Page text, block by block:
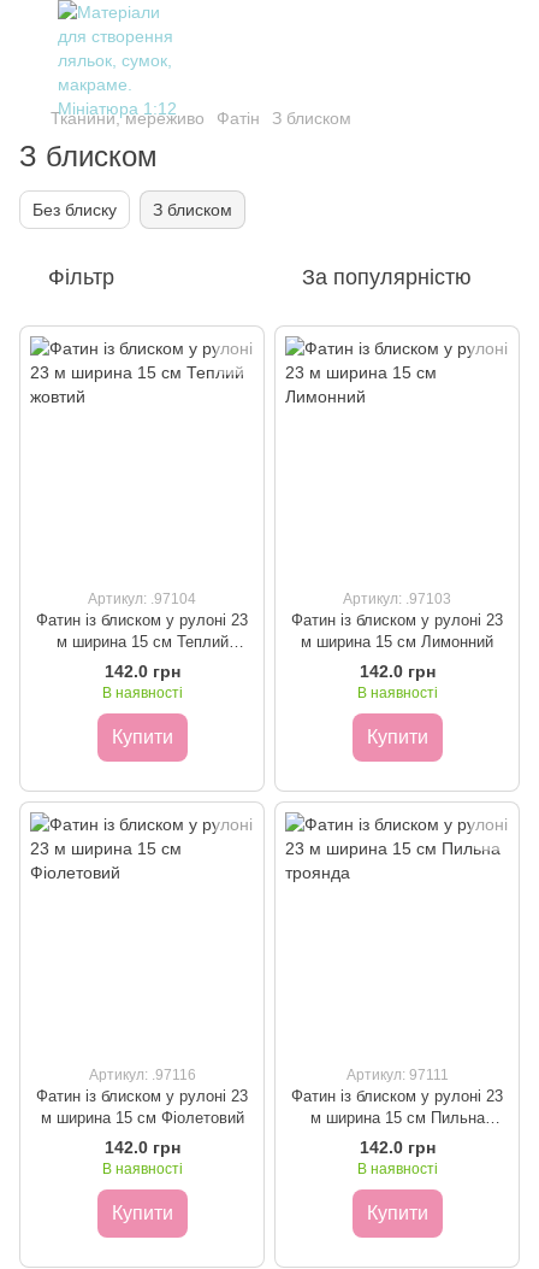
Тканини, мереживо Фатін З блиском
З блиском
Без блиску З блиском
Фільтр За популярністю
Артикул: .97104
Фатин із блиском у рулоні 23
м ширина 15 см Теплий
жовтий
142.0 грн
В наявності
Купити
Артикул: .97103
Фатин із блиском у рулоні 23
м ширина 15 см Лимонний
142.0 грн
В наявності
Купити
Артикул: .97116
Фатин із блиском у рулоні 23
м ширина 15 см Фіолетовий
142.0 грн
В наявності
Купити
Артикул: 97111
Фатин із блиском у рулоні 23
м ширина 15 см Пильна
троянда
142.0 грн
В наявності
Купити